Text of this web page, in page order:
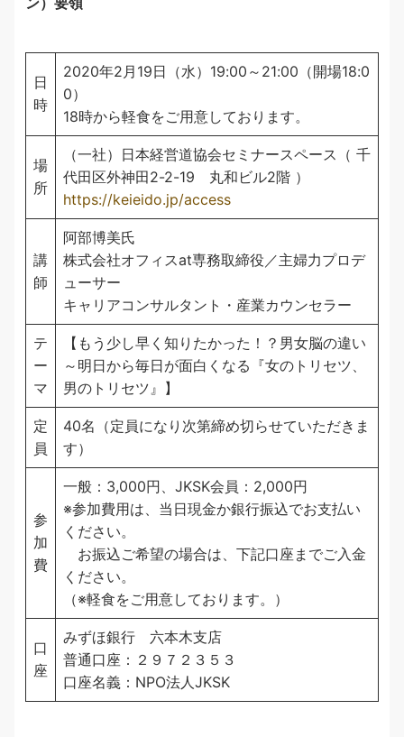
日
時
2020年2月19日（水）19:00～21:00（開場18:0
0）
18時から軽食をご用意しております。
場
所
（一社）日本経営道協会セミナースペース（ 千
代田区外神田2-2-19 丸和ビル2階 ）
https://keieido.jp/access
講
師
阿部博美氏
株式会社オフィスat専務取締役／主婦力プロデ
ューサー
キャリアコンサルタント・産業カウンセラー
テ
ー
マ
【もう少し早く知りたかった！？男女脳の違い
～明日から毎日が面白くなる『女のトリセツ、
男のトリセツ』】
定
員
40名（定員になり次第締め切らせていただきま
す）
参
加
費
一般：3,000円、JKSK会員：2,000円
※参加費用は、当日現金か銀行振込でお支払い
ください。
お振込ご希望の場合は、下記口座までご入金
ください。
（※軽食をご用意しております。）
口
座
みずほ銀行 六本木支店
普通口座：２９７２３５３
口座名義：NPO法人JKSK